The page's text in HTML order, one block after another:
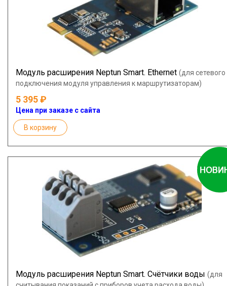
Модуль расширения Neptun Smart. Ethernet (для сетевого
подключения модуля управления к маршрутизаторам)
5 395
Цена при заказе с сайта
В корзину
Модуль расширения Neptun Smart. Счётчики воды (для